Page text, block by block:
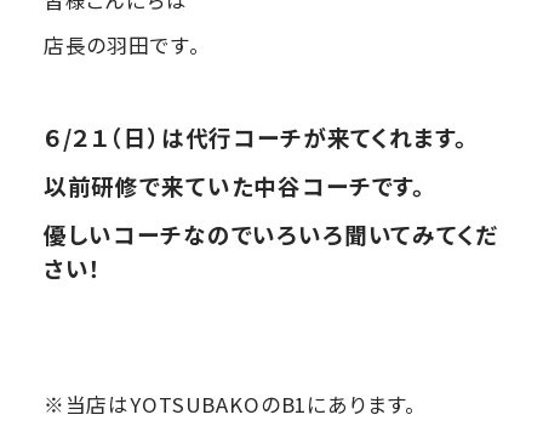
店長の羽田です。
６/２１（日） は代行コーチが来てくれます。
以前研修で来ていた中谷コーチです。
優しいコーチなのでいろいろ聞いてみてくだ
さい！
※当店はYOTSUBAKOのB1にあります。